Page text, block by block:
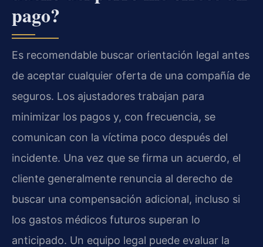
pago?
Es recomendable buscar orientación legal antes
de aceptar cualquier oferta de una compañía de
seguros. Los ajustadores trabajan para
minimizar los pagos y, con frecuencia, se
comunican con la víctima poco después del
incidente. Una vez que se firma un acuerdo, el
cliente generalmente renuncia al derecho de
buscar una compensación adicional, incluso si
los gastos médicos futuros superan lo
anticipado. Un equipo legal puede evaluar la